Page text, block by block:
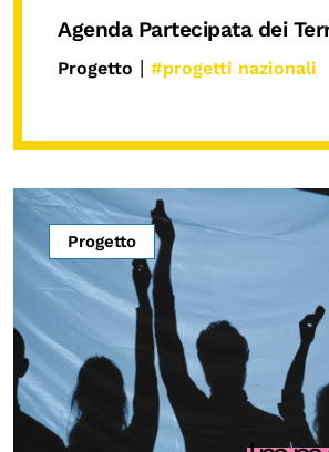
Agenda Partecipata dei
Progetto | #progetti nazionali
Progetto